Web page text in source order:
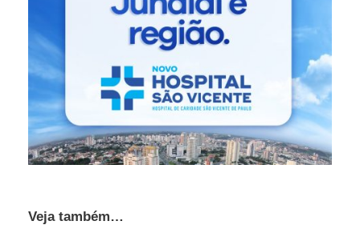
Veja também…